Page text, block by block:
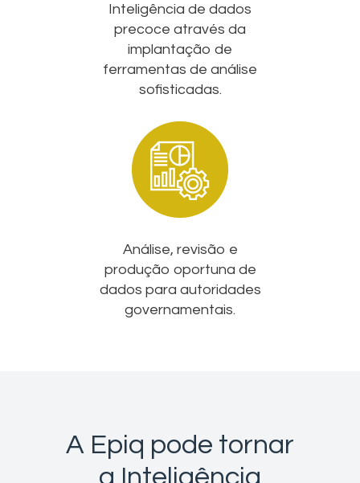
Inteligência de dados
precoce através da
implantação de
ferramentas de análise
sofisticadas.
Análise, revisão e
produção oportuna de
dados para autoridades
governamentais.
A Epiq pode tornar
a Inteligência